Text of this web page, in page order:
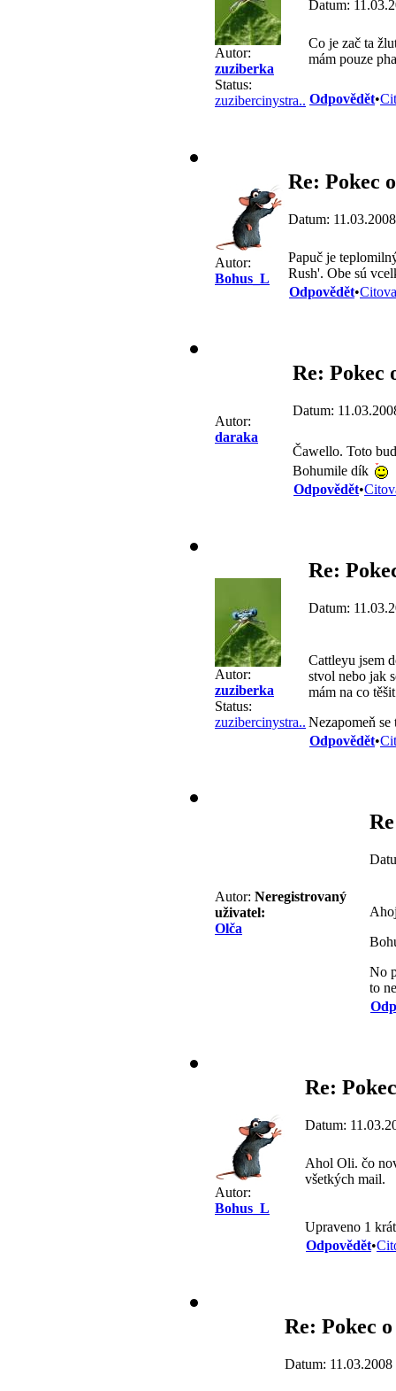
Autor:
zuziberka
Status:
zuzibercinystra..
Datum:
Co je zač ta
mám pouze
Odpovědět•
Autor:
Bohus_L
Re: Pokec
Datum:
Papuč je
Rush'. Obe sú
Odpovědět•
Autor:
daraka
Re: Pokec
Datum:
Čawello. Toto
Bohumile dík
Odpovědět•
Autor:
zuziberka
Status:
zuzibercinystra..
Re:
Datum:
Cattleyu jsem
stvol nebo jak
mám na co
Nezapomeň
Odpovědět•
Autor: Neregistrovaný
uživatel:
Olča
No
to
Autor:
Bohus_L
Re:
Datum:
Ahol Oli. čo
všetkých mail.
Upraveno 1
Odpovědět•
Re: Pokec
Datum: 11.03.2008